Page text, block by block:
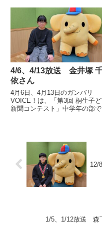
22回全国小学生タグラグビー大
会 全国大会」に出場した太田市
立韮川小学校6年 松島 悠真さ
の声です。
4/6、4/13放送 金井塚
依さん
4月6日、4月13日のガンバリ
VOICE！は、「第3回 桐生子ど
新聞コンテスト」中学年の部
12/
1/5、1/12放送 森